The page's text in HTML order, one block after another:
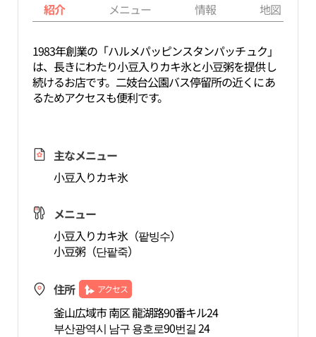
紹介 メニュー 情報 地図
1983年創業の「ハルメパッピンスタンパッチュク」
は、長きにわたり小豆入りカキ氷と小豆粥を提供し
続けるお店です。二妓台公園バス停留所の近くにあ
るためアクセスも便利です。
主なメニュー
小豆入りカキ氷
メニュー
小豆入りカキ氷（팥빙수）
小豆粥（단팥죽）
住所 アクセス
釜山広域市 南区 龍湖路90番キル24
부산광역시 남구 용호로90번길 24